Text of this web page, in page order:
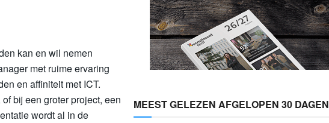
kan en wil nemen
met ruime ervaring
en affiniteit met ICT.
bij een groter project, een
wordt al in de
MEEST GELEZEN AFGELOPEN 30 DAGEN